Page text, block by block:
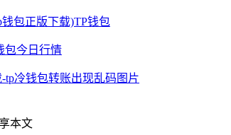
包正版下载)TP钱包
包今日行情
-tp冷钱包转账出现乱码图片
本文